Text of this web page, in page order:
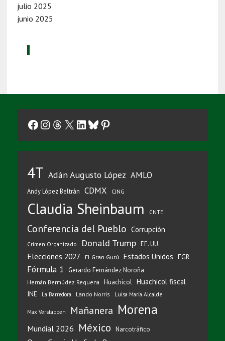
julio 2025
junio 2025
Facebook
Instagram
Threads
X LinkedIn
Bluesky
Pinterest
4T Adán Augusto López AMLO
Andy López Beltrán CDMX CJNG
Claudia Sheinbaum CNTE
Conferencia del Pueblo Corrupción
Crimen Organizado Donald Trump EE. UU.
Elecciones 2027 El Gran Gurú Estados Unidos FGR
Fórmula 1 Gerardo Fernández Noroña
Hernán Bermúdez Requena Huachicol Huachicol fiscal
INE La Barredora Lando Norris Luisa María Alcalde
Max Verstappen Mañanera Morena
Mundial 2026 México Narcotráfico